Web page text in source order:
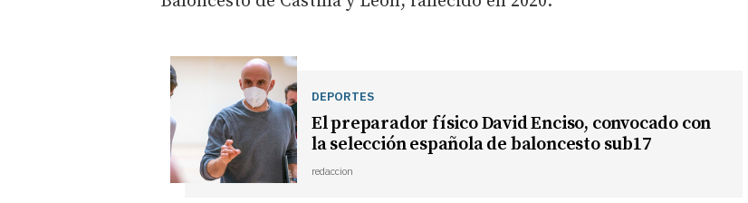
DEPORTES
El preparador físico David Enciso, convocado con
la selección española de baloncesto sub17
redaccion